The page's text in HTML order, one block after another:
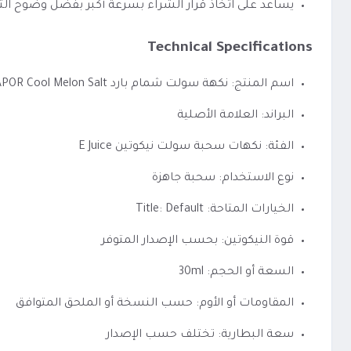
يساعد على اتخاذ قرار الشراء بسرعة أكبر بفضل وضوح
Technical Specifications
اسم المنتج: نكهة سولت شمام بارد GLAS VAPOR Cool Melon Salt
البراند: العلامة الأصلية
الفئة: نكهات سحبة سولت نيكوتين E Juice
نوع الاستخدام: سحبة جاهزة
الخيارات المتاحة: Title: Default
قوة النيكوتين: بحسب الإصدار المتوفر
السعة أو الحجم: 30ml
المقاومات أو الأوم: حسب النسخة أو الملحق المتوافق
سعة البطارية: تختلف حسب الإصدار